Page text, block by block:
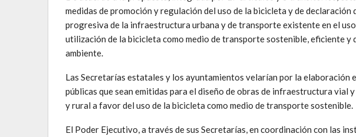
medidas de promoción y regulación del uso de la bicicleta y de declaración
progresiva de la infraestructura urbana y de transporte existente en el
utilización de la bicicleta como medio de transporte sostenible, eficiente y
ambiente.
Las Secretarías estatales y los ayuntamientos velarían por la elaboración
públicas que sean emitidas para el diseño de obras de infraestructura vial
y rural a favor del uso de la bicicleta como medio de transporte sostenible.
El Poder Ejecutivo, a través de sus Secretarías, en coordinación con las